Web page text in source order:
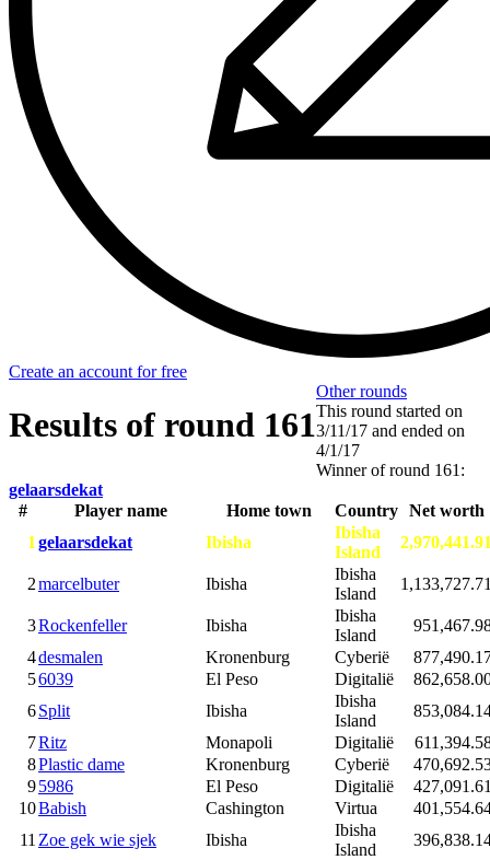
Create an account for free
Results of round 161
Other rounds
This round started on
3/11/17 and ended on
4/1/17
Winner of round 161:
gelaarsdekat
#
Player name Home town Country Net worth
1 gelaarsdekat Ibisha
Ibisha
Island
2marcelbuter Ibisha
Ibisha
Island
3Rockenfeller Ibisha
Ibisha
Island
4desmalen Kronenburg Cyberië
56039 El Peso Digitalië
6Split Ibisha
Ibisha
Island
7Ritz Monapoli Digitalië
8Plastic dame Kronenburg Cyberië
95986 El Peso Digitalië
10Babish Cashington Virtua
11 Zoe gek wie sjek Ibisha
Ibisha
Island